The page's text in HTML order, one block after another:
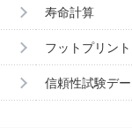
寿命計算
フットプリント
信頼性試験デ